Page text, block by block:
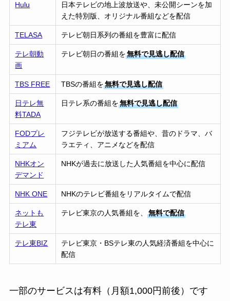
Hulu
日本テレビの地上波放送や、未公開シーンを加
えた特別版、オリジナル番組などを配信
TELASA テレビ朝日系列の番組を豊富に配信
テレ朝動
画
テレビ朝日の番組を無料で見逃し配信
TBS FREE TBSの番組を無料で見逃し配信
日テレ無
料TADA
日テレ系の番組を無料で見逃し配信
FODプレ
ミアム
フジテレビが放送する番組や、昔のドラマ、バ
ラエティ、アニメなどを配信
NHKオン
デマンド
NHKが過去に放送した人気番組を中心に配信
NHK ONE NHKのテレビ番組をリアルタイムで配信
ネットも
テレ東
テレビ東京の人気番組を、無料で配信
テレ東BIZ
テレビ東京・BSテレ東の人気経済番組を中心に
配信
一部のサービスは有料（月額1,000円前後）です